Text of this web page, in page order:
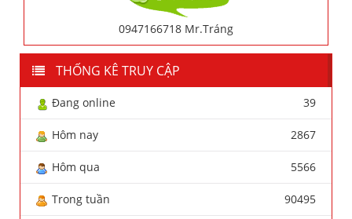
0947166718 Mr.Tráng
THỐNG KÊ TRUY CẬP
Đang online 39
Hôm nay 2867
Hôm qua 5566
Trong tuần 90495